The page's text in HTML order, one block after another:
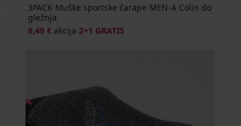
3PACK Muške sportske čarape MEN-A Colin do
gležnja
9,49 € akcija 2+1 GRATIS